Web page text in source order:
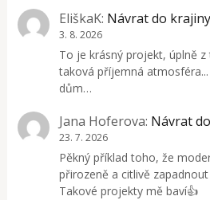
EliškaK: Návrat do
3. 8. 2026
To je krásný projekt, úplně
taková příjemná
dům…
Jana Hoferova: Návrat
23. 7. 2026
Pěkný příklad toho, že
přirozeně a citlivě
Takové projekty mě baví👍